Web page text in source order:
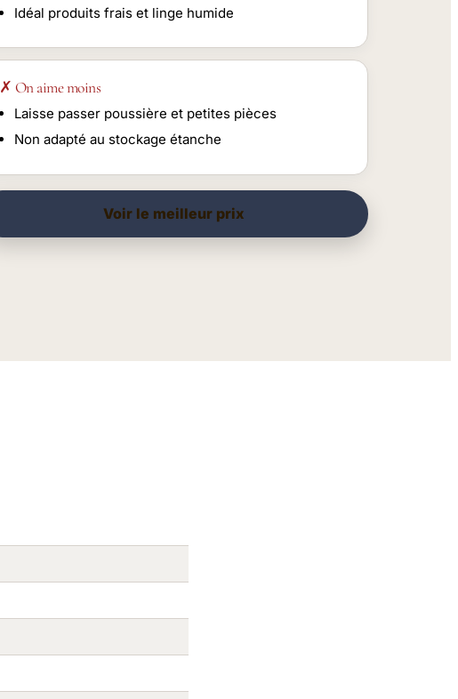
Idéal produits frais et linge humide
✗ On aime moins
Laisse passer poussière et petites pièces
Non adapté au stockage étanche
Voir le meilleur prix